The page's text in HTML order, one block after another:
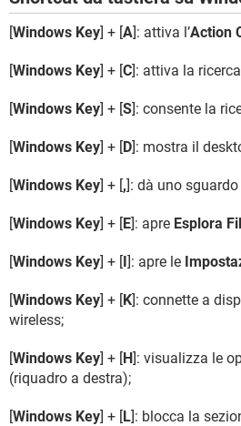
[Windows Key] + [A]: attiva l’Action
[Windows Key] + [C]: attiva la
[Windows Key] + [S]: consente la
[Windows Key] + [D]: mostra il
[Windows Key] + [,]: dà uno
[Windows Key] + [E]: apre Esplora
[Windows Key] + [I]: apre le
[Windows Key] + [K]: connette a
wireless;
[Windows Key] + [H]: visualizza le
(riquadro a destra);
[Windows Key] + [L]: blocca la